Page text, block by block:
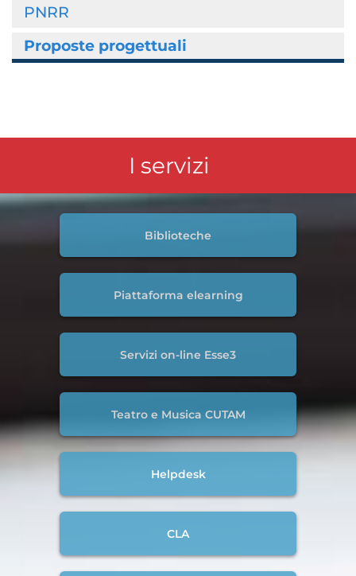
PNRR
Proposte progettuali
I servizi
Biblioteche
Piattaforma elearning
Servizi on-line Esse3
Teatro e Musica CUTAM
Helpdesk
CLA